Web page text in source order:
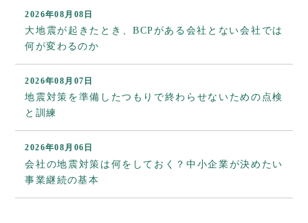
2026年08月08日
大地震が起きたとき、BCPがある会社とない会社では
何が変わるのか
2026年08月07日
地震対策を準備したつもりで終わらせないための点検
と訓練
2026年08月06日
会社の地震対策は何をしておく？中小企業が決めたい
事業継続の基本